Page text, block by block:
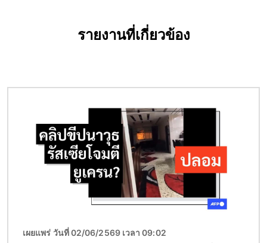
รายงานที่เกี่ยวข้อง
เผยแพร่ วันที่ 02/06/2569 เวลา 09:02